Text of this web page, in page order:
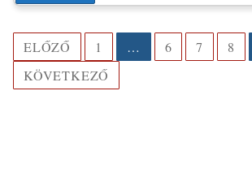
Bejegyzések
lapozása
ELŐZŐ 1 … 6 7 8
KÖVETKEZŐ